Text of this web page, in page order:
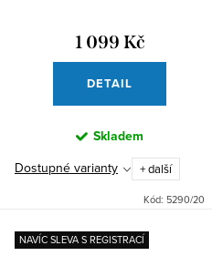
1 099 Kč
DETAIL
Skladem
Dostupné varianty
+ další
Kód: 5290/20
NAVÍC SLEVA S REGISTRACÍ